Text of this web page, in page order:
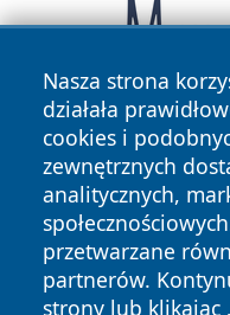
Nasza strona
działała
cookies i
zewnętrznych
analitycznych,
przetwarzane
partnerów.
strony lub klikając
Copyright © 2026
zastrzeżone.